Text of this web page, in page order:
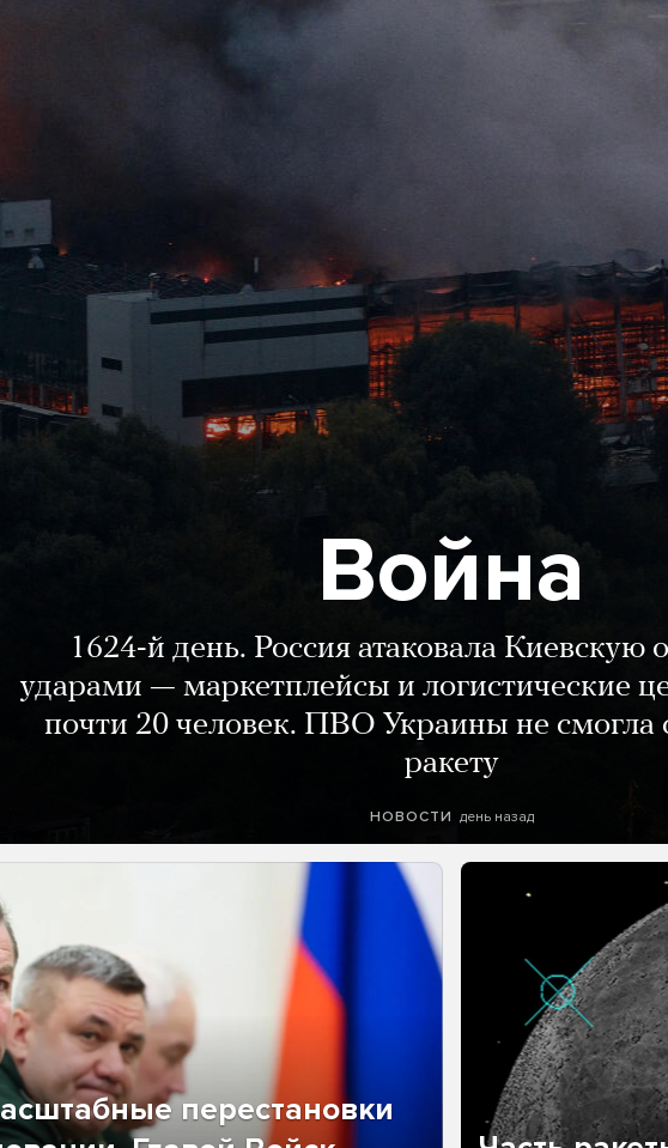
Война
1624-й день. Россия атаковала Киевскую
ударами — маркетплейсы и логистические
почти 20 человек. ПВО Украины не смогла
ракету
НОВОСТИ день назад
перестановки